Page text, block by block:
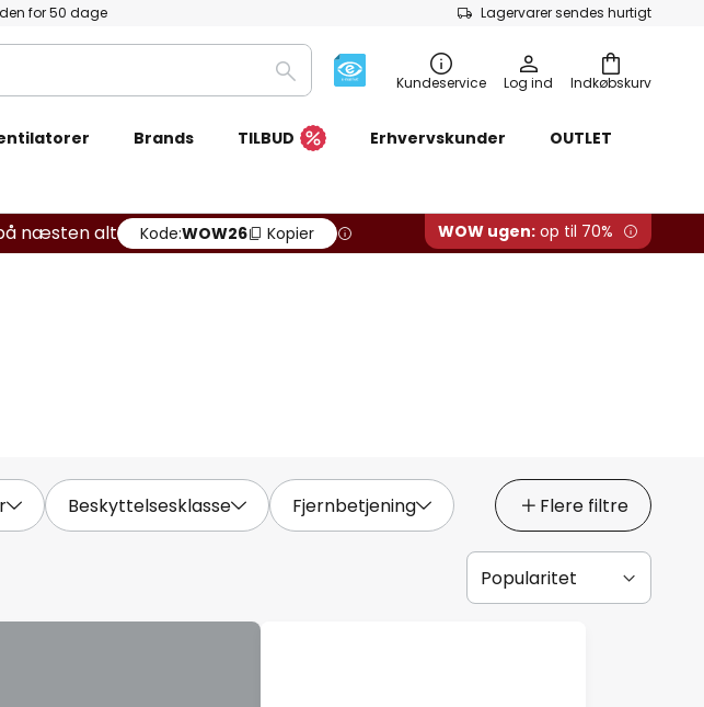
for 50 dage Lagervarer sendes hurtigt
Indkøbskurv
Søg Kundeservice Log ind
Brands TILBUD Erhvervskunder OUTLET
næsten alt Kode:WOW26 Kopier WOW ugen: op til 70%
Beskyttelsesklasse Fjernbetjening Flere filtre